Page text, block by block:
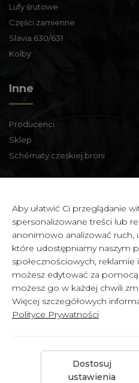
Lufy śrutowe
Części zamienne
Slavia 630/631
Kolby
Inne
Producenci
Sklep
Schématy czeskiej broni
Zbraně a střelivo Karviná
Zámecká 99,
Karviná - Fryštát,
733 01 CZECH REPUBLIC
IČ: 65900634
DIČ: CZ6358030426
Copyright © 2026 by
Aby ułatwić Ci przeglądanie
spersonalizowane treści lub
anonimowo analizować ruch,
które udostępniamy naszym
społecznościowych, reklamie
możesz edytować za pomocą
możesz go w każdej chwili
Więcej szczegółowych
Polityce Prywatności
Dostosuj
ustawienia